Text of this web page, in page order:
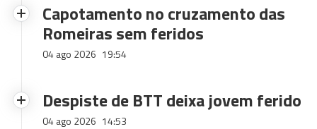
Capotamento no cruzamento das
Romeiras sem feridos
04 ago 2026 19:54
Despiste de BTT deixa jovem ferido
04 ago 2026 14:53